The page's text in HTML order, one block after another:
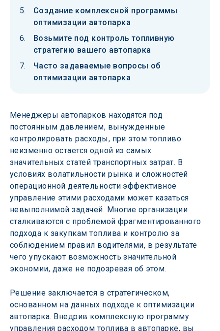
Создание комплексной программы
оптимизации автопарка
Возьмите под контроль топливную
стратегию вашего автопарка
Часто задаваемые вопросы об
оптимизации автопарка
Менеджеры автопарков находятся под
постоянным давлением, вынужденные
контролировать расходы, при этом топливо
неизменно остается одной из самых
значительных статей транспортных затрат. В
условиях волатильности рынка и сложностей
операционной деятельности эффективное
управление этими расходами может казаться
невыполнимой задачей. Многие организации
сталкиваются с проблемой фрагментированного
подхода к закупкам топлива и контролю за
соблюдением правил водителями, в результате
чего упускают возможность значительной
экономии, даже не подозревая об этом.
Решение заключается в стратегическом,
основанном на данных подходе к оптимизации
автопарка. Внедрив комплексную программу
управления расходом топлива в автопарке, вы